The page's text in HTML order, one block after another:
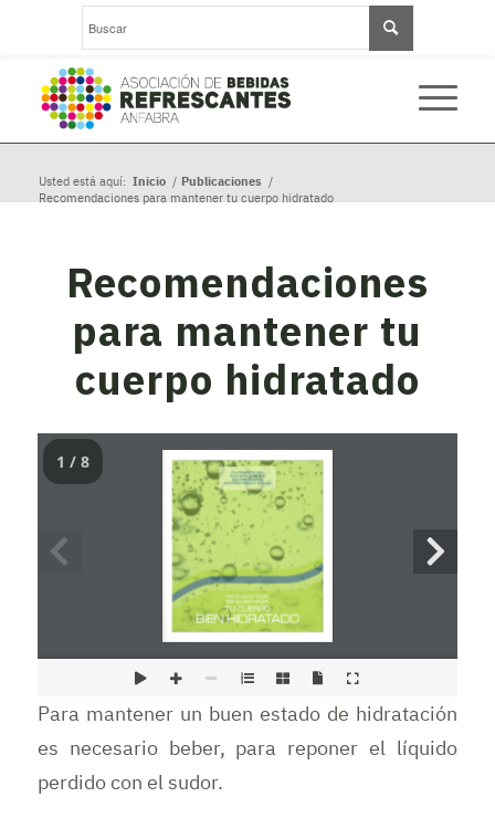
Usted está aquí: Inicio / Publicaciones /
Recomendaciones para mantener tu cuerpo hidratado
Recomendaciones
para mantener tu
cuerpo hidratado
1 / 8
Para mantener un buen estado de hidratación
es necesario beber, para reponer el líquido
perdido con el sudor.